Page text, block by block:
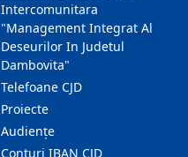
Intercomunitara
"Management Integrat Al
Deseurilor In Judetul
Dambovita"
Telefoane CJD
Proiecte
Audienţe
Conturi IBAN CJD